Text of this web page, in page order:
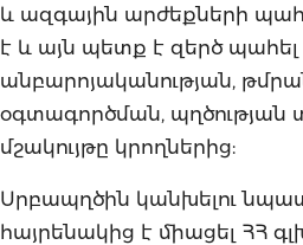
և ազգային արժեքների
է և այն պետք է զերծ պահել
անբարոյականության,
օգտագործման,
մշակույթը կրողներից:
Սրբապղծին կանխելու
հայրենակից է միացել ՀՀ